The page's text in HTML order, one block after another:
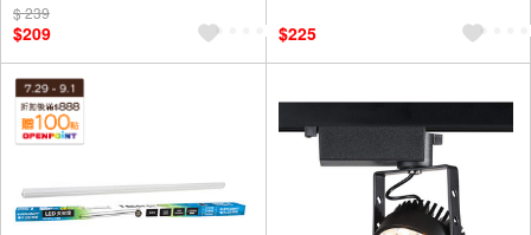
贈$200
$ 239
$209
$225